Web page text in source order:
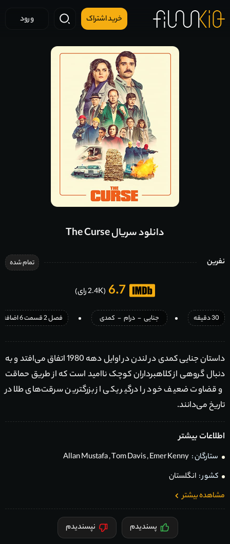
خرید اشتراک ورود
دانلود سریال The Curse
نفرین تمام شده
6.7 (2.4K رای)
30 دقیقه جنایی - درام - کمدی فصل 2 قسمت 6 اضافه شد
داستان جنایی کمدی در لندن در اوایل دهه 1980 اتفاق می‌افتد و به
دنبال گروهی از کلاهبرداران کوچک ناامید است که از طریق حماقت
و قضاوت ضعیف خود را درگیر یکی از بزرگترین سرقت‌های طلا در
تاریخ می‌دانند.
اطلاعات بیشتر
ستارگان : Allan Mustafa,Tom Davis,Emer Kenny
کشور : انگلستان
مشاهده بیشتر
پسندیدم نپسندیدم